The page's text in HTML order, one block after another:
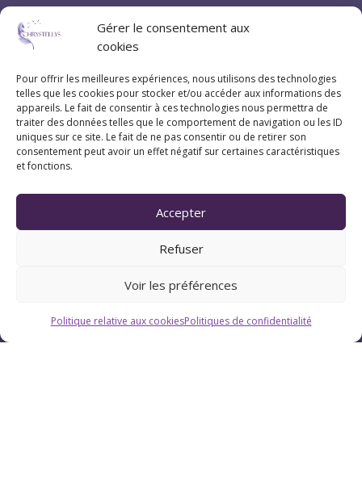
Gérer le consentement aux
cookies
Pour offrir les meilleures expériences, nous utilisons des technologies
telles que les cookies pour stocker et/ou accéder aux informations des
appareils. Le fait de consentir à ces technologies nous permettra de
traiter des données telles que le comportement de navigation ou les ID
uniques sur ce site. Le fait de ne pas consentir ou de retirer son
consentement peut avoir un effet négatif sur certaines caractéristiques
et fonctions.
Accepter
Refuser
Voir les préférences
Politique relative aux cookiesPolitiques de confidentialité
Du lundi au vendredi : 9h-12h / 13h-18h